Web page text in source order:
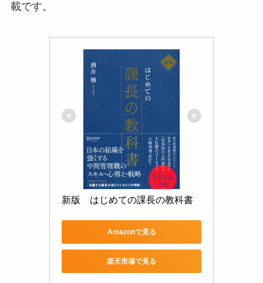
載です。
新版　はじめての課長の教科書
Amazonで見る
楽天市場で見る